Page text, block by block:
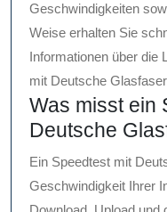
Geschwindigkeiten
Weise erhalten Sie
Informationen über die
mit Deutsche
Was misst ein
Deutsche
Ein Speedtest mit
Geschwindigkeit Ihrer